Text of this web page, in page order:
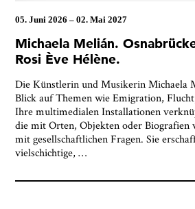
05. Juni 2026 –02. Mai 2027
Michaela Melián.
Rosi Ève Hélène.
Die Künstlerin und Musikerin Michaela
Blick auf Themen wie Emigration,
Ihre multimedialen Installationen
die mit Orten, Objekten oder Biografien
mit gesellschaftlichen Fragen. Sie
vielschichtige, …